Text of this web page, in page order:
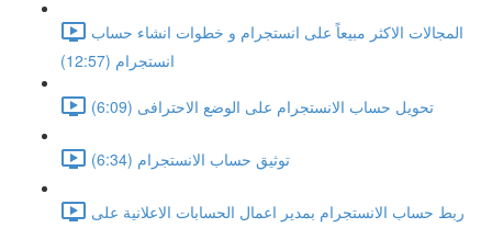
المجالات الاكثر مبيعاً على انستجرام و خطوات انشاء حساب
انستجرام (12:57)
تحويل حساب الانستجرام على الوضع الاحترافى (6:09)
توثيق حساب الانستجرام (6:34)
ربط حساب الانستجرام بمدير اعمال الحسابات الاعلانية على